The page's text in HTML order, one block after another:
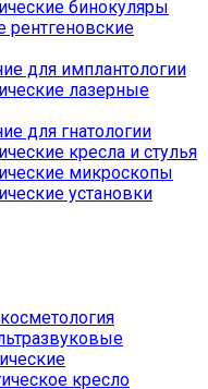
бинокуляры
рентгеновские
для имплантологии
лазерные
для гнатологии
кресла и стулья
микроскопы
установки
кресло